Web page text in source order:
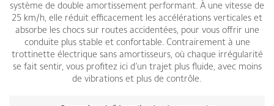
système de double amortissement performant. À une vitesse de
25 km/h, elle réduit efficacement les accélérations verticales et
absorbe les chocs sur routes accidentées, pour vous offrir une
conduite plus stable et confortable. Contrairement à une
trottinette électrique sans amortisseurs, où chaque irrégularité
se fait sentir, vous profitez ici d’un trajet plus fluide, avec moins
de vibrations et plus de contrôle.